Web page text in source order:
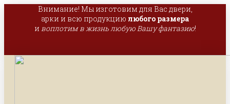
Внимание! Мы изготовим для Вас двери,
арки и всю продукцию любого размера
и воплотим в жизнь любую Вашу фантазию!